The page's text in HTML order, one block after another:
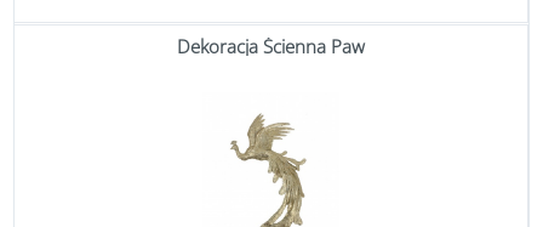
Dekoracja Ścienna Paw